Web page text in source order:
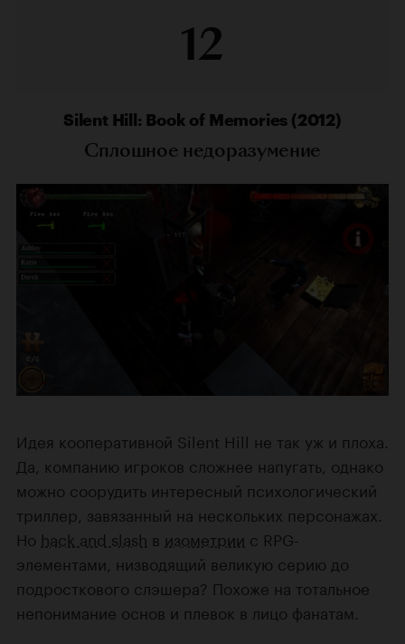
12
Silent Hill: Book of Memories (2012)
Сплошное недоразумение
Идея кооперативной Silent Hill не так уж и плоха.
Да, компанию игроков сложнее напугать, однако
можно соорудить интересный психологический
триллер, завязанный на нескольких персонажах.
Но hack and slash в изометрии с RPG-
элементами, низводящий великую серию до
подросткового слэшера? Похоже на тотальное
непонимание основ и плевок в лицо фанатам.